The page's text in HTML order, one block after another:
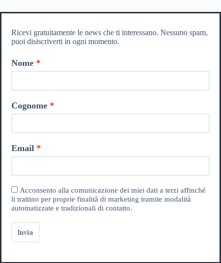
Ricevi gratuitamente le news che ti interessano. Nessuno spam,
puoi disiscriverti in ogni momento.
Nome
Cognome
Email
Acconsento alla comunicazione dei miei dati a terzi affinché
li trattino per proprie finalità di marketing tramite modalità
automatizzate e tradizionali di contatto.
Invia